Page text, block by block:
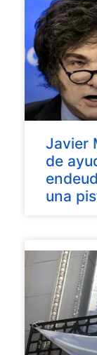
Javier
de
una